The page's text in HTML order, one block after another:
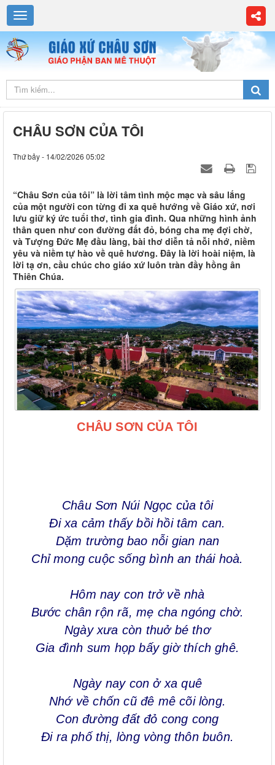
CHÂU SƠN CỦA TÔI
Thứ bảy - 14/02/2026 05:02
“Châu Sơn của tôi” là lời tâm tình mộc mạc và sâu lắng
của một người con từng đi xa quê hướng về Giáo xứ, nơi
lưu giữ ký ức tuổi thơ, tình gia đình. Qua những hình ảnh
thân quen như con đường đất đỏ, bóng cha mẹ đợi chờ,
và Tượng Đức Mẹ đầu làng, bài thơ diễn tả nỗi nhớ, niềm
yêu và niềm tự hào về quê hương. Đây là lời hoài niệm, là
lời tạ ơn, cầu chúc cho giáo xứ luôn tràn đầy hồng ân
Thiên Chúa.
CHÂU SƠN CỦA TÔI
Châu Sơn Núi Ngọc của tôi
Đi xa cảm thấy bồi hồi tâm can.
Dặm trường bao nỗi gian nan
Chỉ mong cuộc sống bình an thái hoà.
Hôm nay con trở về nhà
Bước chân rộn rã, mẹ cha ngóng chờ.
Ngày xưa còn thuở bé thơ
Gia đình sum họp bấy giờ thích ghê.
Ngày nay con ở xa quê
Nhớ về chốn cũ đê mê cõi lòng.
Con đường đất đỏ cong cong
Đi ra phố thị, lòng vòng thôn buôn.